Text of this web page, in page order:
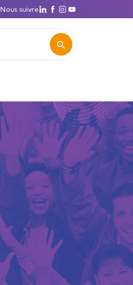
Nous suivre Nous suivre
Nous suivre
Nous suivre
Rechercher